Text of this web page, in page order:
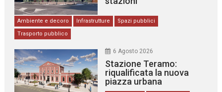
Ambiente e decoro Infrastrutture
Spazi pubblici
Trasporto pubblico
6 Agosto 2026
Stazione Teramo:
riqualificata la nuova
piazza urbana